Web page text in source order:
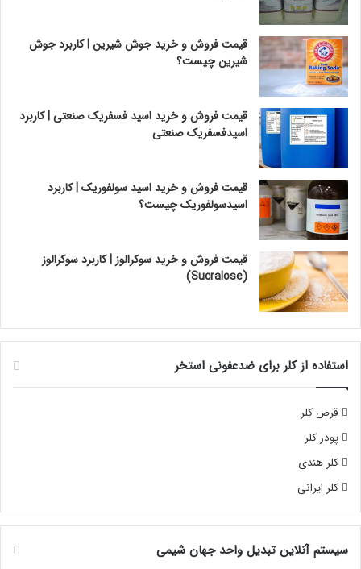
قیمت فروش و خرید جوش شیرین | کاربرد جوش
شیرین چیست؟
قیمت فروش و خرید اسید فسفریک صنعتی | کاربرد
اسیدفسفریک صنعتی
قیمت فروش و خرید اسید سولفوریک | کاربرد
اسیدسولفوریک چیست؟
قیمت فروش و خرید سوکرالوز | کاربرد سوکرالوز
(Sucralose)
استفاده از کلر برای ضدعفونی استخر
قرص کلر
پودر کلر
کلر هندی
کلر ایرانی
سیستم آنلاین تبدیل واحد جهان شیمی